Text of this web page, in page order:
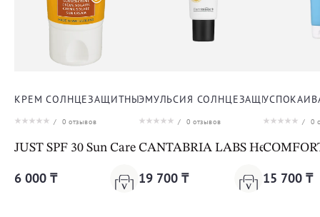
КРЕМ СОЛНЦЕЗАЩИТНЫЙ ДЛЯ ЛИЦА
/ 0 отзывов
JUST SPF 30 Sun Care Cream
6 000 ₸
ЭМУЛЬСИЯ СОЛНЦЕЗАЩИТНАЯ
/ 0 отзывов
CANTABRIA LABS Helio 360º
19 700 ₸
/ 0
15 700 ₸